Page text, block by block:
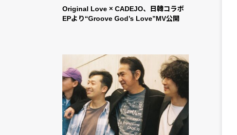
Original Love × CADEJO、日韓コラボ
EPより“Groove God’s Love”MV公開